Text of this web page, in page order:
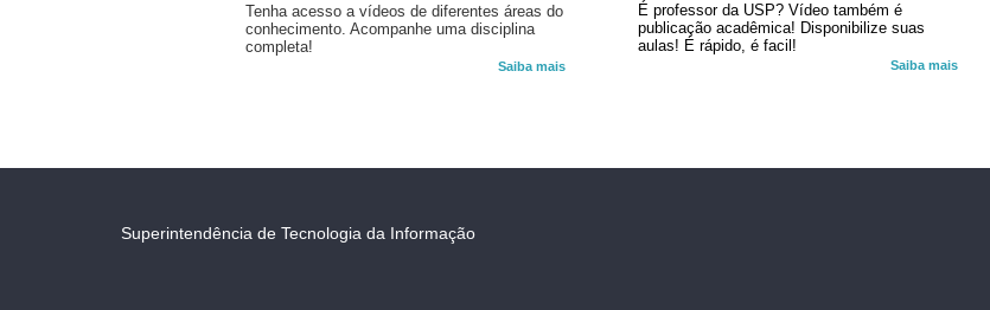
Tenha acesso a vídeos de diferentes áreas do
conhecimento. Acompanhe uma disciplina
completa!
Saiba mais
É professor da USP? Vídeo também é
publicação acadêmica! Disponibilize suas
aulas! É rápido, é facil!
Saiba mais
Superintendência de Tecnologia da Informação